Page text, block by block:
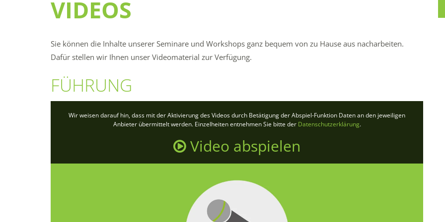
VIDEOS
Sie können die Inhalte unserer Seminare und Workshops ganz bequem von zu Hause aus nacharbeiten.
Dafür stellen wir Ihnen unser Videomaterial zur Verfügung.
FÜHRUNG
Wir weisen darauf hin, dass mit der Aktivierung des Videos durch Betätigung der Abspiel-Funktion Daten an den jeweiligen
Anbieter übermittelt werden. Einzelheiten entnehmen Sie bitte der Datenschutzerklärung.
Video abspielen